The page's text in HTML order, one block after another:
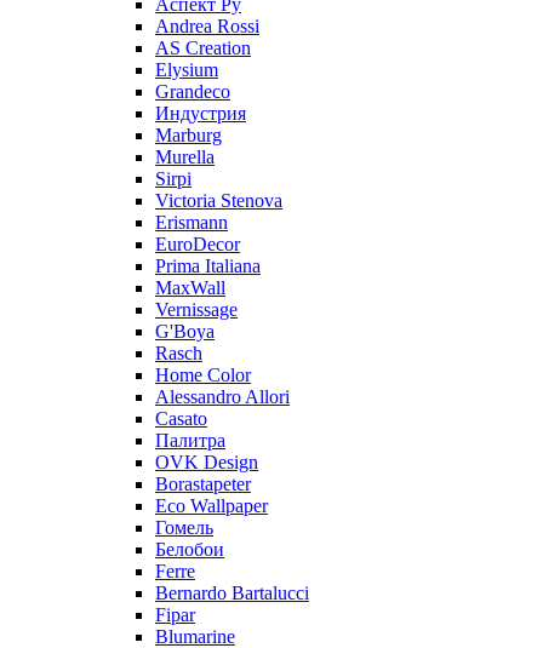
Аспект Ру
Andrea Rossi
AS Creation
Elysium
Grandeco
Индустрия
Marburg
Murella
Sirpi
Victoria Stenova
Erismann
EuroDecor
Prima Italiana
MaxWall
Vernissage
G'Boya
Rasch
Home Color
Alessandro Allori
Casato
Палитра
OVK Design
Borastapeter
Eco Wallpaper
Гомель
Белобои
Ferre
Bernardo Bartalucci
Fipar
Blumarine